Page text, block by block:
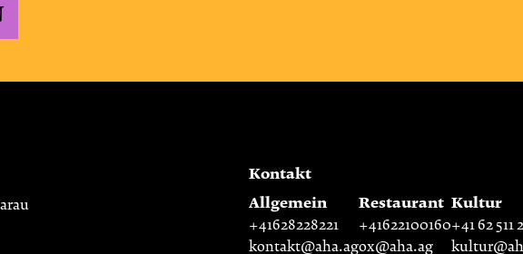
Kontakt
Allgemein
+41628228221
kontakt@aha.ag
Restaurant
+41622100160
ox@aha.ag
Kultur
+41 62 511